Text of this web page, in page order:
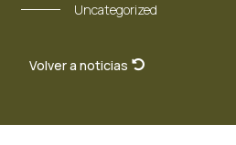
Uncategorized
Volver a noticias